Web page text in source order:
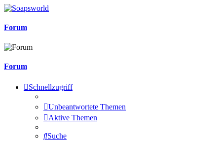
Forum
Forum
Schnellzugriff
Unbeantwortete Themen
Aktive Themen
Suche